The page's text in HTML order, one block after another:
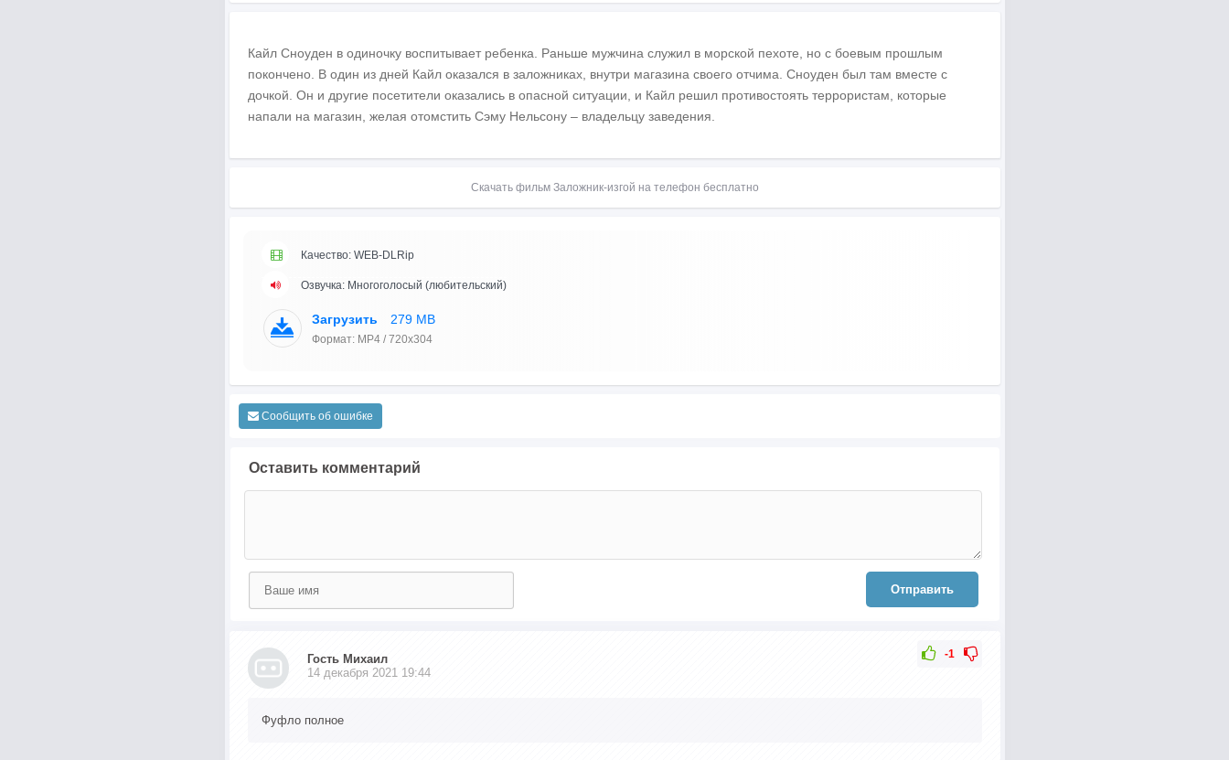
Кайл Сноуден в одиночку воспитывает ребенка. Раньше мужчина служил в морской пехоте, но с боевым прошлым
покончено. В один из дней Кайл оказался в заложниках, внутри магазина своего отчима. Сноуден был там вместе с
дочкой. Он и другие посетители оказались в опасной ситуации, и Кайл решил противостоять террористам, которые
напали на магазин, желая отомстить Сэму Нельсону – владельцу заведения.
Скачать фильм Заложник-изгой на телефон бесплатно
Качество: WEB-DLRip
Озвучка: Многоголосый (любительский)
Загрузить 279 MB
Формат: MP4 / 720x304
Сообщить об ошибке
Оставить комментарий
Отправить
-1
Гость Михаил
14 декабря 2021 19:44
Фуфло полное